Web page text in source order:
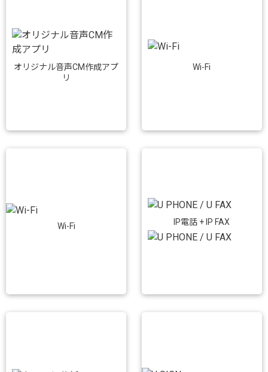
オリジナル音声CM作成アプ
リ
Wi-Fi
Wi-Fi IP電話 + IP FAX